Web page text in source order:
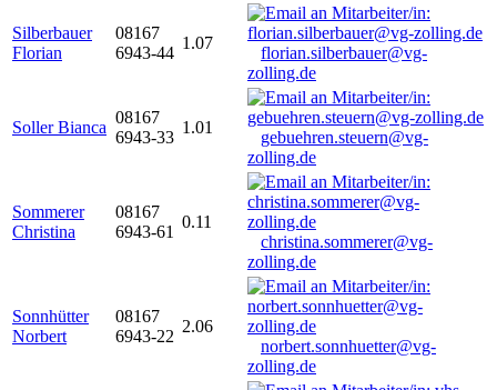
Silberbauer
Florian
08167
6943-44
1.07
florian.silberbauer@vg-
zolling.de
Soller Bianca
08167
6943-33
1.01
gebuehren.steuern@vg-
zolling.de
Sommerer
Christina
08167
6943-61
0.11
christina.sommerer@vg-
zolling.de
Sonnhütter
Norbert
08167
6943-22
2.06
norbert.sonnhuetter@vg-
zolling.de